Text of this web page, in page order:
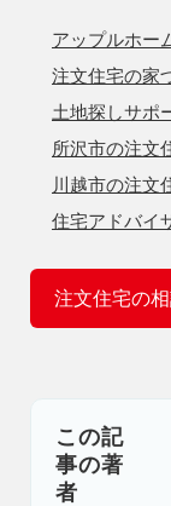
アップルホー
注文住宅の家
土地探しサポ
所沢市の注文
川越市の注文
住宅アドバイ
注文住宅の
この記
事の著
者